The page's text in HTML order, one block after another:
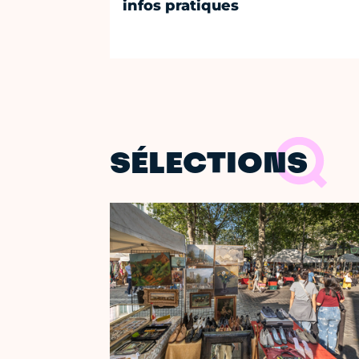
infos pratiques
SÉLECTIONS